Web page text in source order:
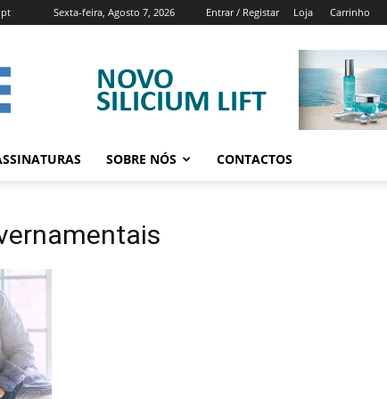
Sexta-feira, Agosto 7, 2026 Entrar / Registar Loja Carrinho
SOBRE NÓS CONTACTOS